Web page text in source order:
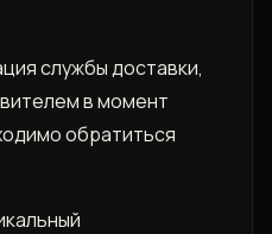
службы доставки,
в момент
обратиться